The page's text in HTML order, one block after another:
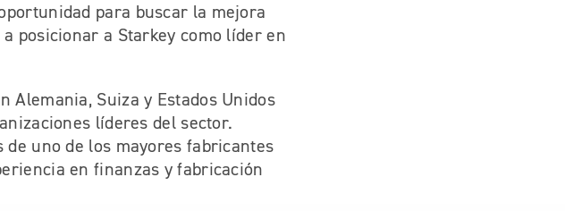
para buscar la mejora
posicionar a Starkey como líder en
Alemania, Suiza y Estados Unidos
líderes del sector.
uno de los mayores fabricantes
en finanzas y fabricación